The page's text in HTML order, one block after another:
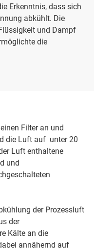
Erkenntnis, dass sich
abkühlt. Die
und Dampf
die
Filter an und
die Luft auf unter 20
Luft enthaltene
und
der Prozessluft
der
Kälte an die
annähernd auf